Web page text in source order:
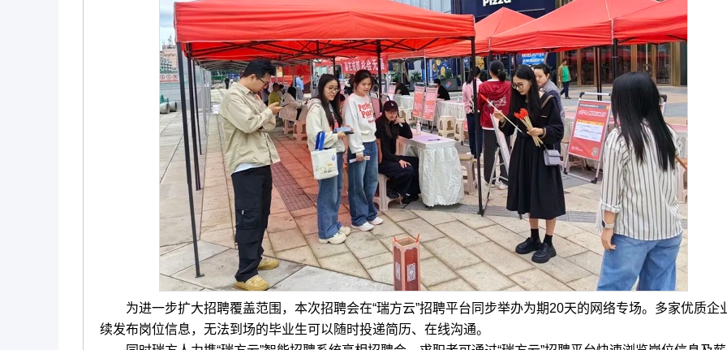
为进一步扩大招聘覆盖范围，本次招聘会在“瑞方云”招聘平台同步举办为期20天的网络专场。多家优质企
续发布岗位信息，无法到场的毕业生可以随时投递简历、在线沟通。